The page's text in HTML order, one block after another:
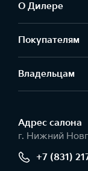
О Дилере
Покупателям
Владельцам
Адрес салонa
г. Нижний
+7 (831)